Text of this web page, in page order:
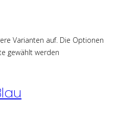
Varianten auf. Die Optionen
gewählt werden